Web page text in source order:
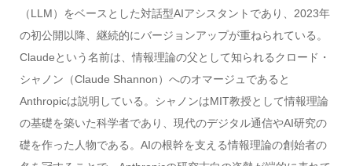
（LLM）をベースとした対話型AIアシスタントであり、2023年
の初公開以降、継続的にバージョンアップが重ねられている。
Claudeという名前は、情報理論の父として知られるクロード・
シャノン（Claude Shannon）へのオマージュであると
Anthropicは説明している。シャノンはMIT教授として情報理論
の基礎を築いた科学者であり、現代のデジタル通信やAI研究の
礎を作った人物である。AIの根幹を支える情報理論の創始者の